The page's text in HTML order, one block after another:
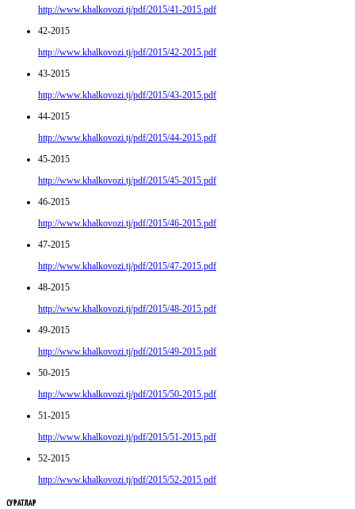
http://www.khalkovozi.tj/pdf/2015/41-2015.pdf
42-2015
http://www.khalkovozi.tj/pdf/2015/42-2015.pdf
43-2015
http://www.khalkovozi.tj/pdf/2015/43-2015.pdf
44-2015
http://www.khalkovozi.tj/pdf/2015/44-2015.pdf
45-2015
http://www.khalkovozi.tj/pdf/2015/45-2015.pdf
46-2015
http://www.khalkovozi.tj/pdf/2015/46-2015.pdf
47-2015
http://www.khalkovozi.tj/pdf/2015/47-2015.pdf
48-2015
http://www.khalkovozi.tj/pdf/2015/48-2015.pdf
49-2015
http://www.khalkovozi.tj/pdf/2015/49-2015.pdf
50-2015
http://www.khalkovozi.tj/pdf/2015/50-2015.pdf
51-2015
http://www.khalkovozi.tj/pdf/2015/51-2015.pdf
52-2015
http://www.khalkovozi.tj/pdf/2015/52-2015.pdf
СУРАТЛАР